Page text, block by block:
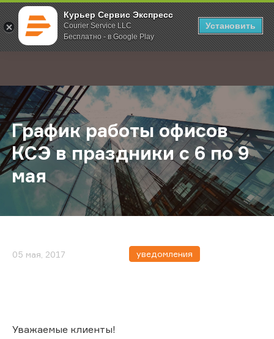
Курьер Сервис Экспресс
Courier Service LLC
Бесплатно - в Google Play
Установить
; Главная О компании Новости График работы офисов КСЭ в
График работы офисов
КСЭ в праздники с 6 по 9
мая
05 мая, 2017 уведомления
Уважаемые клиенты!